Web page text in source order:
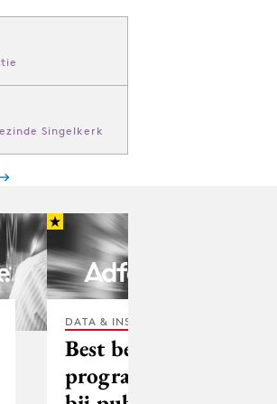
Singelkerk
DATA & INSIGHTS
Best bekeken
programma's